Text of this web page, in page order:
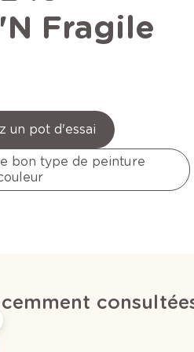
Fragile
un pot d'essai
bon type de peinture